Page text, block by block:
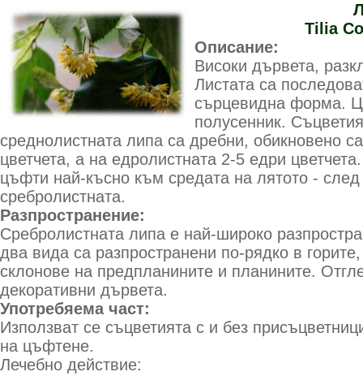
Tilia
Описание:
Високи дървета,
Листата са
сърцевидна форма.
полусенник.
среднолистната липа са дребни, обикновено
цветчета, а на едролистната 2-5 едри
цъфти най-късно към средата на лятото -
сребролистната.
Разпространение:
Сребролистната липа е най-широко
два вида са разпространени по-рядко в
склонове на предпланините и планините.
декоративни дървета.
Употребяема част:
Използват се съцветията с и без
на цъфтене.
Лечебно действие: